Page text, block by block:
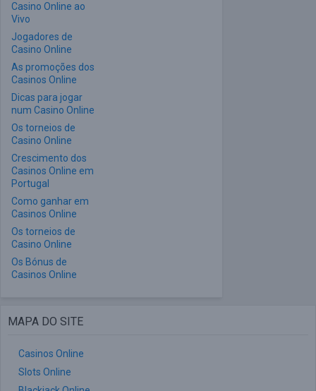
Casino Online ao
Vivo
Jogadores de
Casino Online
As promoções dos
Casinos Online
Dicas para jogar
num Casino Online
Os torneios de
Casino Online
Crescimento dos
Casinos Online em
Portugal
Como ganhar em
Casinos Online
Os torneios de
Casino Online
Os Bónus de
Casinos Online
MAPA DO SITE
Casinos Online
Slots Online